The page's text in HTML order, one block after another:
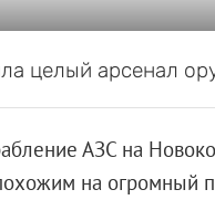
целый арсенал
АЗС на
на огромный